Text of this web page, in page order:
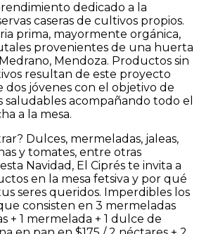
dedicado a la
caseras de cultivos propios.
prima, mayormente orgánica,
provenientes de una huerta
Mendoza. Productos sin
resultan de este proyecto
jóvenes con el objetivo de
acompañando todo el
a la mesa.
Dulces, mermeladas, jaleas,
y tomates, entre otras
Navidad, El Ciprés te invita a
en la mesa fetsiva y por qué
seres queridos. Imperdibles los
consisten en 3 mermeladas
+ 1 mermelada + 1 dulce de